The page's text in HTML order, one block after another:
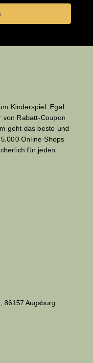
Kinderspiel. Egal
von Rabatt-Coupon
geht das beste und
Online-Shops
für jeden
86157 Augsburg